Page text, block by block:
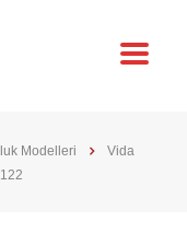
Modelleri
Vida